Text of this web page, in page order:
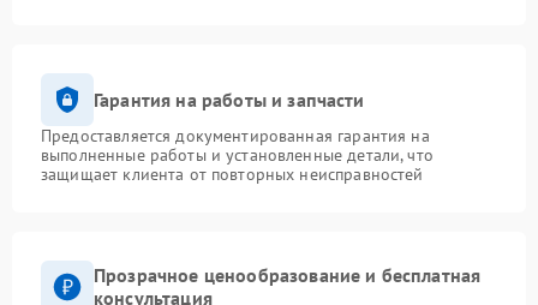
Гарантия на работы и запчасти
Предоставляется документированная гарантия на
выполненные работы и установленные детали, что
защищает клиента от повторных неисправностей
Прозрачное ценообразование и бесплатная
консультация